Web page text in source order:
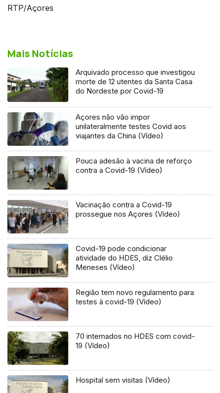
RTP/Açores
Mais Notícias
Arquivado processo que investigou
morte de 12 utentes da Santa Casa
do Nordeste por Covid-19
Açores não vão impor
unilateralmente testes Covid aos
viajantes da China (Vídeo)
Pouca adesão à vacina de reforço
contra a Covid-19 (Vídeo)
Vacinação contra a Covid-19
prossegue nos Açores (Vídeo)
Covid-19 pode condicionar
atividade do HDES, diz Clélio
Meneses (Vídeo)
Região tem novo regulamento para
testes à covid-19 (Vídeo)
70 internados no HDES com covid-
19 (Vídeo)
Hospital sem visitas (Vídeo)